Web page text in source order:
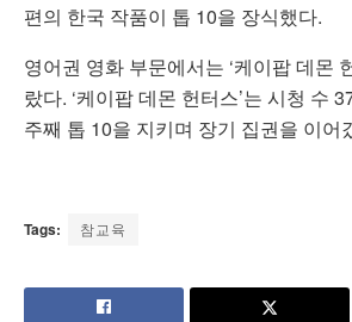
편의 한국 작품이 톱 10을 장식했다.
영어권 영화 부문에서는 ‘케이팝 데몬
랐다. ‘케이팝 데몬 헌터스’는 시청 수
주째 톱 10을 지키며 장기 집권을 이어
Tags: 참교육